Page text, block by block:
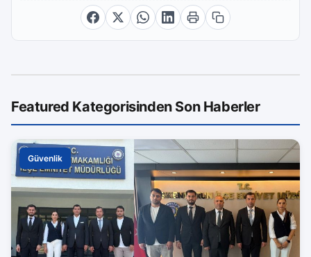
Featured Kategorisinden Son Haberler
Güvenlik